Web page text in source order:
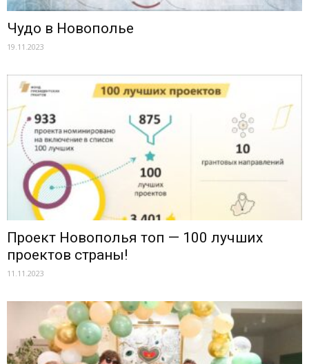
Чудо в Новополье
19.11.2023
Проект Новополья топ — 100 лучших
проектов страны!
11.11.2023